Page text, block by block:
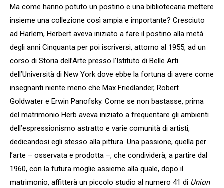
Ma come hanno potuto un postino e una bibliotecaria mettere
insieme una collezione così ampia e importante? Cresciuto
ad Harlem, Herbert aveva iniziato a fare il postino alla metà
degli anni Cinquanta per poi iscriversi, attorno al 1955, ad un
corso di Storia dell’Arte presso l’Istituto di Belle Arti
dell’Università di New York dove ebbe la fortuna di avere come
insegnanti niente meno che Max Friedländer, Robert
Goldwater e Erwin Panofsky. Come se non bastasse, prima
del matrimonio Herb aveva iniziato a frequentare gli ambienti
dell’espressionismo astratto e varie comunità di artisti,
dedicandosi egli stesso alla pittura. Una passione, quella per
l’arte – osservata e prodotta –, che condividerà, a partire dal
1960, con la futura moglie assieme alla quale, dopo il
matrimonio, affitterà un piccolo studio al numero 41 di Union